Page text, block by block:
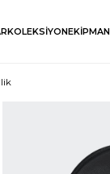
KOLEKSİYONEKİPMAN